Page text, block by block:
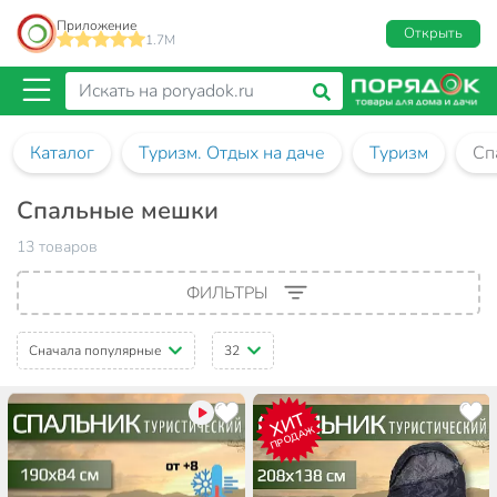
Приложение
1.7M
Открыть
Каталог Туризм. Отдых на даче Туризм
Спальные мешки
13 товаров
ФИЛЬТРЫ
Сначала популярные 32
ХИТ
ПРОДАЖ